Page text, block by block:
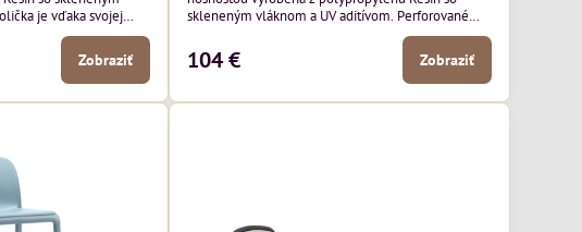
je vďaka svojej
v celoročných
Zobraziť
skleneným vláknom a UV aditívom. Perforované
104 € Zobraziť